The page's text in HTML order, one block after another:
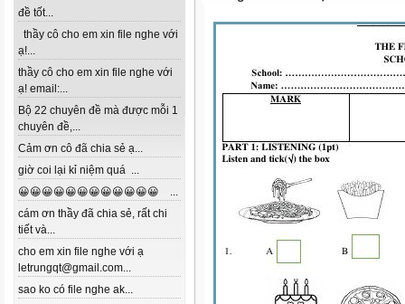
đề tốt...
thầy cô cho em xin file nghe với
ạ!...
thầy cô cho em xin file nghe với
ạ! email:...
Bộ 22 chuyên đề mà được mỗi 1
chuyên đề,...
Cảm ơn cô đã chia sẻ ạ...
giờ coi lại kỉ niệm quá ...
😀😀😀😀😀😀😀😀😀😀😀😀 ...
cám ơn thầy đã chia sẻ, rất chi
tiết và...
cho em xin file nghe với ạ
letrungqt@gmail.com...
sao ko có file nghe ak...